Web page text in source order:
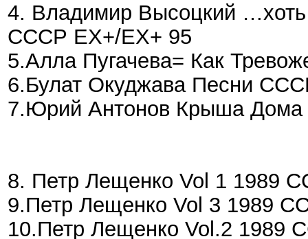
4. Владимир Высоцкий
СССР EX+/EX+ 95
5.Алла Пугачева= Как
6.Булат Окуджава Песни
7.Юрий Антонов Крыша Дома
8. Петр Лещенко Vol 1 1989
9.Петр Лещенко Vol 3 1989
10.Петр Лещенко Vol.2 1989